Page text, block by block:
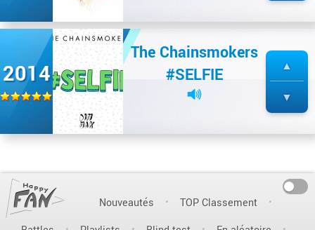
2014
The Chainsmokers
#SELFIE
Nouveautés
TOP Classement
On